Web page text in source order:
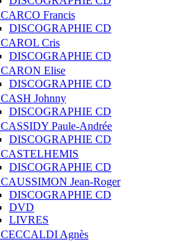
CARCO Francis
DISCOGRAPHIE CD
CAROL Cris
DISCOGRAPHIE CD
CARON Elise
DISCOGRAPHIE CD
CASH Johnny
DISCOGRAPHIE CD
CASSIDY Paule-Andrée
DISCOGRAPHIE CD
CASTELHEMIS
DISCOGRAPHIE CD
CAUSSIMON Jean-Roger
DISCOGRAPHIE CD
DVD
LIVRES
CECCALDI Agnès